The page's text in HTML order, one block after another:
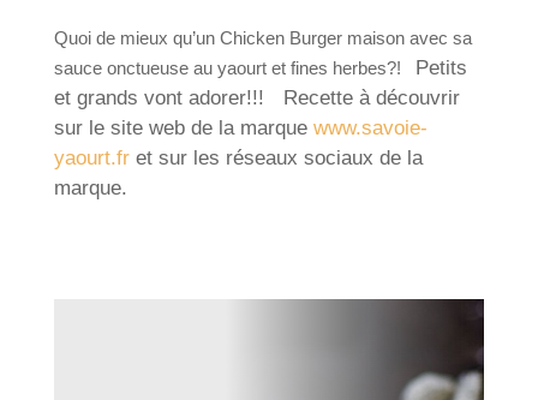
Quoi de mieux qu’un Chicken Burger maison avec sa
sauce onctueuse au yaourt et fines herbes?!
Petits
et grands vont adorer!!!
Recette à découvrir
sur le site web de la marque www.savoie-
yaourt.fret sur les réseaux sociaux de la
marque.